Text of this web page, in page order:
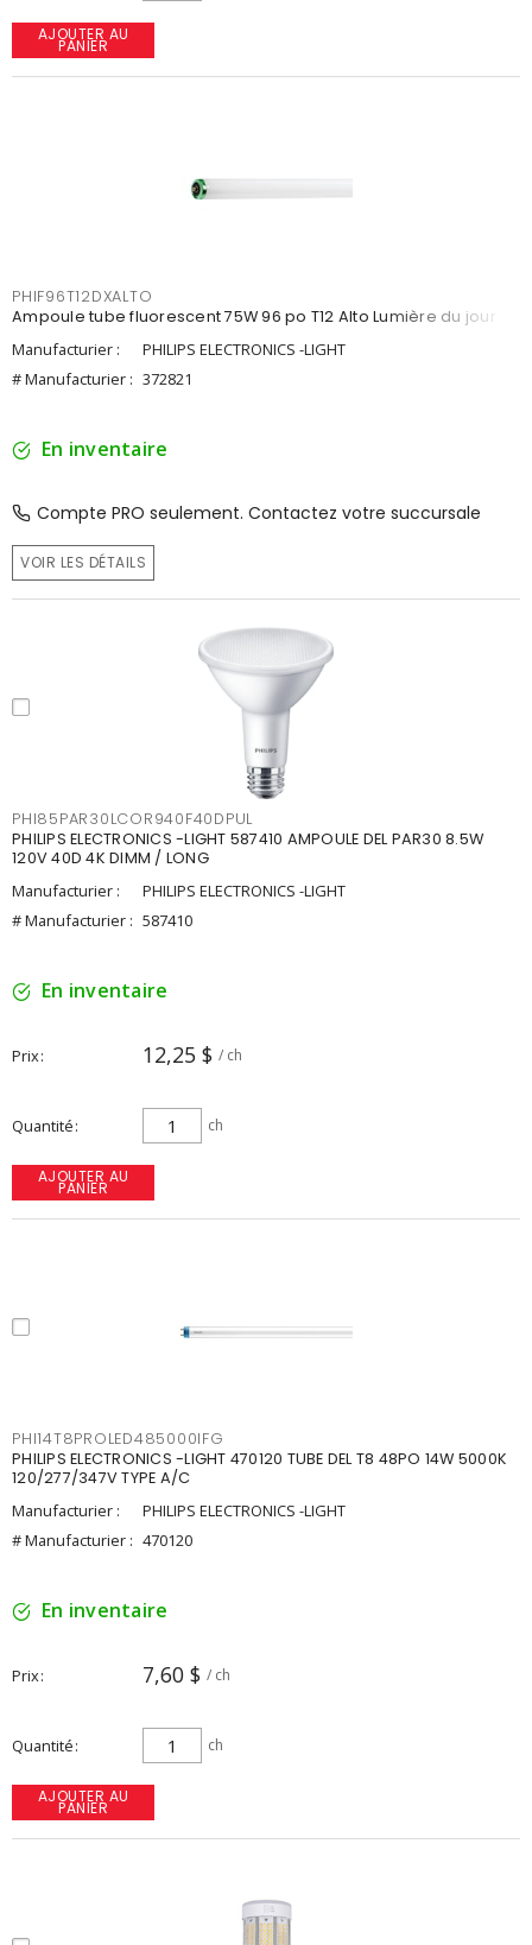
AJOUTER AU
PANIER
PHIF96T12DXALTO
Ampoule tube fluorescent 75W 96 po T12 Alto Lumière du jour
Manufacturier :
PHILIPS ELECTRONICS -LIGHT
# Manufacturier : 372821
En inventaire
Compte PRO seulement. Contactez votre succursale
VOIR LES DÉTAILS
PHI85PAR30LCOR940F40DPUL
PHILIPS ELECTRONICS -LIGHT 587410 AMPOULE DEL PAR30 8.5W
120V 40D 4K DIMM / LONG
Manufacturier :
PHILIPS ELECTRONICS -LIGHT
# Manufacturier : 587410
En inventaire
Prix 12,25 $ / ch
Quantité ch
AJOUTER AU
PANIER
PHI14T8PROLED485000IFG
PHILIPS ELECTRONICS -LIGHT 470120 TUBE DEL T8 48PO 14W 5000K
120/277/347V TYPE A/C
Manufacturier :
PHILIPS ELECTRONICS -LIGHT
# Manufacturier : 470120
En inventaire
Prix 7,60 $ / ch
Quantité ch
AJOUTER AU
PANIER